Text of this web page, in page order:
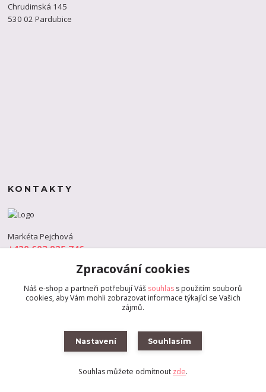
Chrudimská 145
530 02 Pardubice
KONTAKTY
Markéta Pejchová
+420 603 925 746
info@s-dance.cz
Vytvořeno na Eshop-rychle.cz
Zpracování cookies
Náš e-shop a partneři potřebují Váš souhlas s použitím souborů
cookies, aby Vám mohli zobrazovat informace týkající se Vašich
zájmů.
Nastavení Souhlasím
Souhlas můžete odmítnout zde.